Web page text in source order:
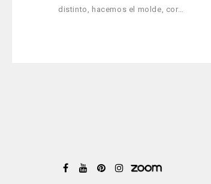
distinto, hacemos el molde, cor…